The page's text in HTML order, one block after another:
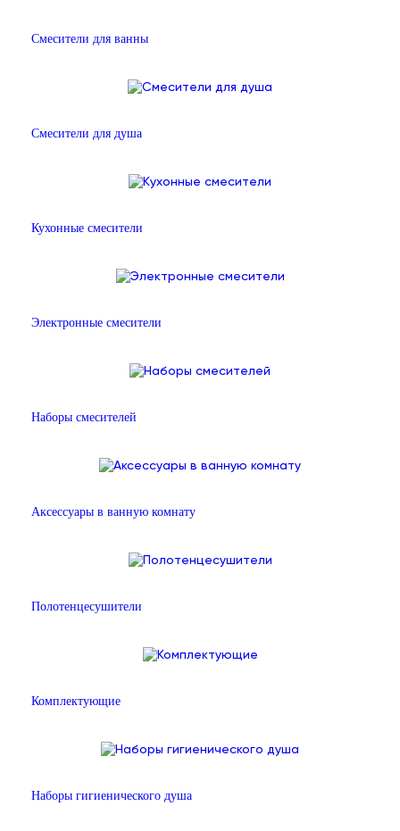
Смесители для ванны
Смесители для душа
Кухонные смесители
Электронные смесители
Наборы смесителей
Аксессуары в ванную комнату
Полотенцесушители
Комплектующие
Наборы гигиенического душа